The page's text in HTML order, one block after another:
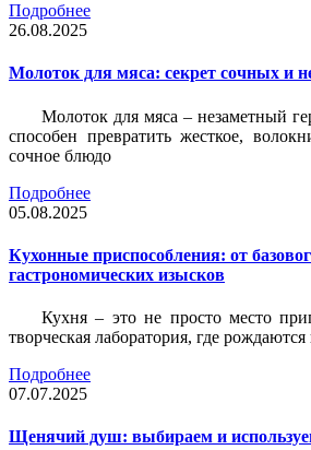
Подробнее
26.08.2025
Молоток для мяса: секрет сочных и
Молоток для мяса – незаметный
способен превратить жесткое,
сочное блюдо
Подробнее
05.08.2025
Кухонные приспособления: от
гастрономических изысков
Кухня – это не просто место
творческая лаборатория, где
Подробнее
07.07.2025
Щенячий душ: выбираем и